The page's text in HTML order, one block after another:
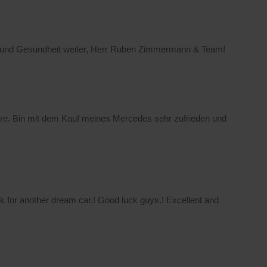
Gesundheit weiter, Herr Ruben Zimmermann & Team!
Bin mit dem Kauf meines Mercedes sehr zufrieden und
for another dream car.! Good luck guys.! Excellent and